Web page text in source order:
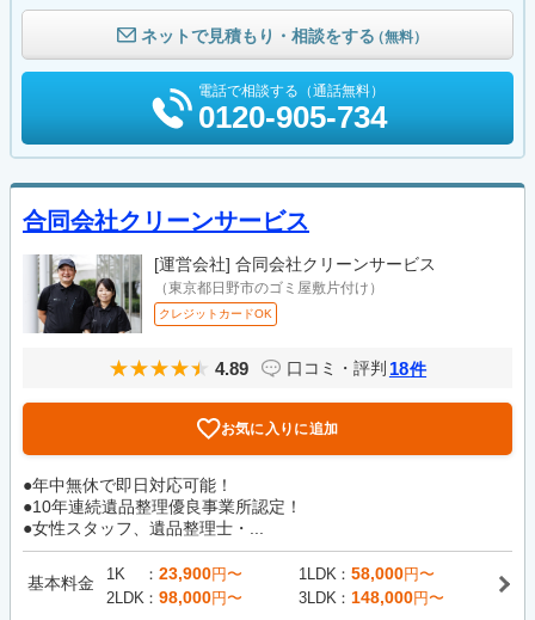
ネットで見積もり・相談をする（無料）
電話で相談する（通話無料）
0120-905-734
合同会社クリーンサービス
[運営会社] 合同会社クリーンサービス
（東京都日野市のゴミ屋敷片付け）
クレジットカードOK
4.89 口コミ・評判 18件
お気に入りに追加
●年中無休で即日対応可能！
●10年連続遺品整理優良事業所認定！
●女性スタッフ、遺品整理士・...
基本料金 1K 23,900円〜 1LDK 58,000円〜
2LDK
98,000円〜 3LDK 148,000円〜